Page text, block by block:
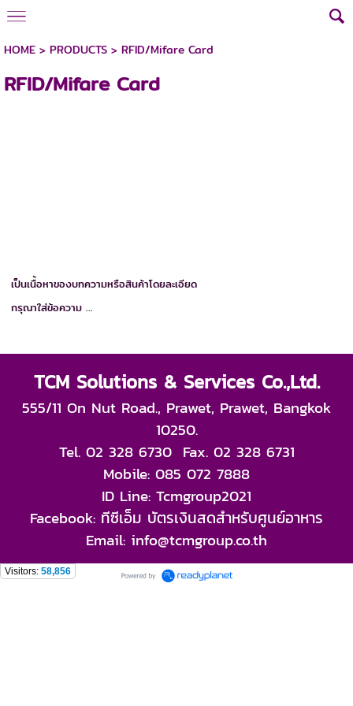
HOME> PRODUCTS> RFID/Mifare Card
RFID/Mifare Card
เป็นเนื้อหาของบทความหรือสินค้าโดยละเอียด
กรุณาใส่ข้อความ …
TCM Solutions & Services Co.,Ltd.
555/11 On Nut Road., Prawet, Prawet, Bangkok
10250.
Tel. 02 328 6730 Fax. 02 328 6731
Mobile: 085 072 7888
ID Line: Tcmgroup2021
Facebook: ทีซีเอ็ม บัตรเงินสดสำหรับศูนย์อาหาร
Email: info@tcmgroup.co.th
Visitors: 58,856